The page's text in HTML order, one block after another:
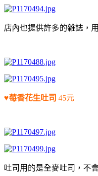
店內也提供許多的雜誌，
♥莓香花生吐司 45元
吐司用的是全麥吐司，不